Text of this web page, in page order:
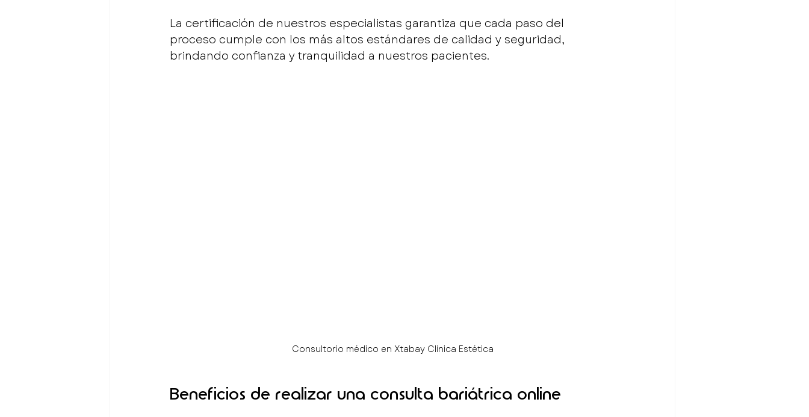
La certificación de nuestros especialistas garantiza que cada paso del
proceso cumple con los más altos estándares de calidad y seguridad,
brindando confianza y tranquilidad a nuestros pacientes.
Consultorio médico en Xtabay Clínica Estética
Beneficios de realizar una consulta bariátrica online